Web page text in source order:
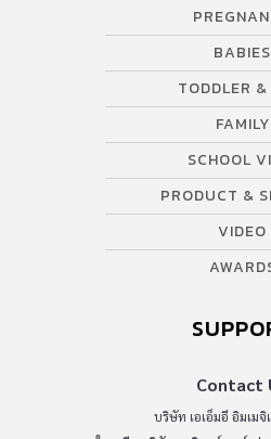
BABIES
TODDLER
FAMILY
SCHOOL
PRODUCT &
VIDEO
Contact
บริษัท เอเอ็มอี อิมเม